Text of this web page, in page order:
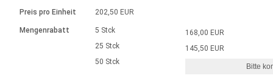
Einheitssystem
Hubmagnete
230 - 50 Hz | 110 - 60 Hz
Drehzahlregelung für die AIS-Serie
Bürstenlose Gleichstrommotoren
mit Planetengetriebe und internem
Ø 28-42| 1-1400 rpm | <= 290Ncm
Gleichstrommotoren mit
Schneckengetriebe und Bürsten
Ø43-124mm | 31-425rpm | ≤ 41Nm
Synchron-Asynchron | für 1-4 Elektrozylinder
Synchron-Asynchron | für 1-4 Elektrozylinder
Français (EUR)
Preis pro Einheit
Mengenrabatt
202,50 EUR
5 Stck
25 Stck
50 Stck
168,00 EUR
145,50 EUR
Bitte